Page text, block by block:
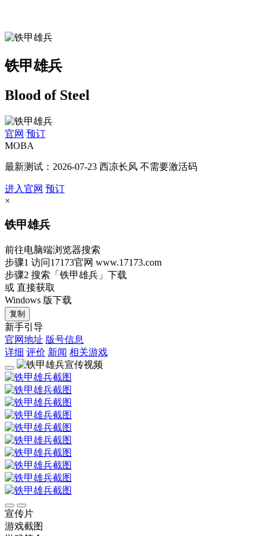
铁甲雄兵
Blood of Steel
官网 预订
MOBA
最新测试：2026-07-23 西凉长风 不需要激活码
进入官网 预订
×
铁甲雄兵
前往电脑端浏览器搜索
步骤1 访问17173官网 www.17173.com
步骤2 搜索 「铁甲雄兵」 下载
或 直接获取
Windows 版下载
复制
新手引导
官网地址 版号信息
详细 评价 新闻 相关游戏
宣传片
游戏截图